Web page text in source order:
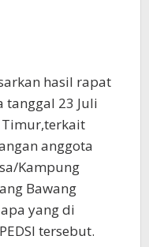
hasil rapat
tanggal 23 Juli
Timur,terkait
anggota
Kampung
Bawang
yang di
tersebut.